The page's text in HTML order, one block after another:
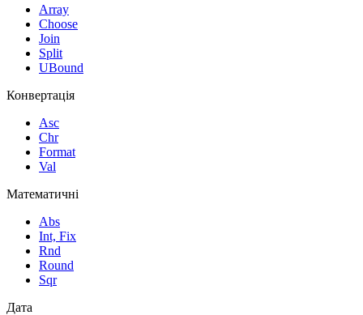
Array
Choose
Join
Split
UBound
Конвертація
Asc
Chr
Format
Val
Математичні
Abs
Int, Fix
Rnd
Round
Sqr
Дата